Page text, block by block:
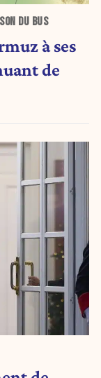
DU BUS
à ses
de